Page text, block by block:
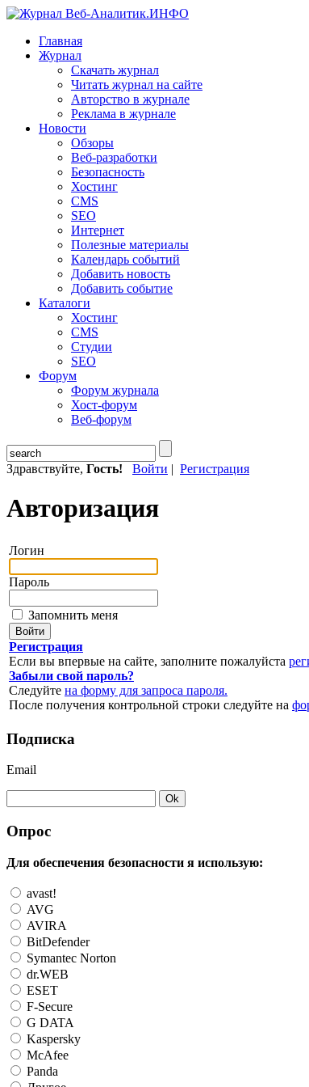
Главная
Журнал
Скачать журнал
Читать журнал на сайте
Авторство в журнале
Реклама в журнале
Новости
Обзоры
Веб-разработки
Безопасность
Хостинг
CMS
SEO
Интернет
Полезные материалы
Календарь событий
Добавить новость
Добавить событие
Каталоги
Хостинг
CMS
Студии
SEO
Форум
Форум журнала
Хост-форум
Веб-форум
Здравствуйте, Гость! Войти | Регистрация
Авторизация
Логин
Пароль
Запомнить меня
Регистрация
Если вы впервые на сайте, заполните пожалуйста
Забыли свой пароль?
Следуйте на форму для запроса пароля.
После получения контрольной строки следуйте на
Подписка
Email
Опрос
Для обеспечения безопасности я использую:
avast!
AVG
AVIRA
BitDefender
Symantec Norton
dr.WEB
ESET
F-Secure
G DATA
Kaspersky
McAfee
Panda